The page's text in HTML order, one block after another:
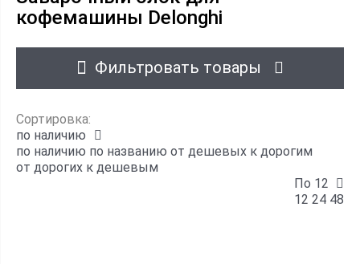
кофемашины Delonghi
Фильтровать товары
Сортировка:
по наличию
по наличию по названию от дешевых к дорогим
от дорогих к дешевым
По 12
12 24 48